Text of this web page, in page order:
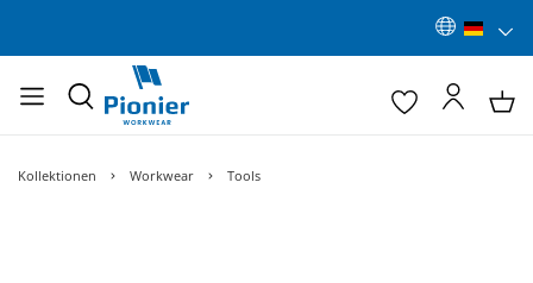
Kollektionen Workwear Tools